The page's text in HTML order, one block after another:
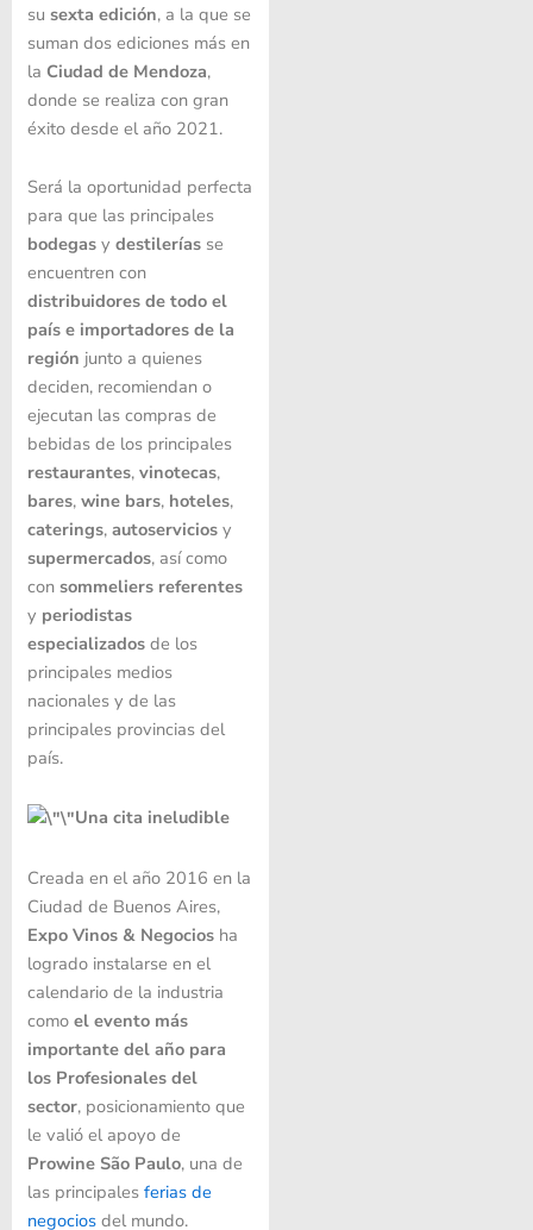
su sexta edición, a la que se
suman dos ediciones más en
la Ciudad de Mendoza,
donde se realiza con gran
éxito desde el año 2021.
Será la oportunidad perfecta
para que las principales
bodegasy destilerías se
encuentren con
distribuidores de todo el
país e importadores de la
región junto a quienes
deciden, recomiendan o
ejecutan las compras de
bebidas de los principales
restaurantes, vinotecas,
bares, wine bars, hoteles,
caterings, autoserviciosy
supermercados, así como
con sommeliers referentes
y periodistas
especializadosde los
principales medios
nacionales y de las
principales provincias del
país.
Una cita ineludible
Creada en el año 2016 en la
Ciudad de Buenos Aires,
Expo Vinos & Negociosha
logrado instalarse en el
calendario de la industria
como el evento más
importante del año para
los Profesionales del
sector, posicionamiento que
le valió el apoyo de
Prowine São Paulo, una de
las principales ferias de
negociosdel mundo.